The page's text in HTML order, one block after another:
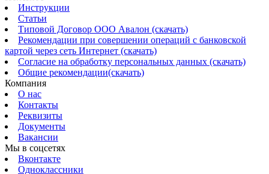
Инструкции
Статьи
Типовой Договор ООО Авалон (скачать)
Рекомендации при совершении операций с банковской
картой через сеть Интернет (скачать)
Согласие на обработку персональных данных (скачать)
Общие рекомендации(скачать)
Компания
О нас
Контакты
Реквизиты
Документы
Вакансии
Мы в соцсетях
Вконтакте
Одноклассники